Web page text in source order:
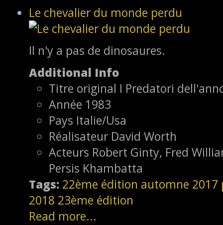
Le chevalier du monde perdu
Il n'y a pas de dinosaures.
Additional Info
Titre original I Predatori
Année 1983
Pays Italie/Usa
Réalisateur David Worth
Acteurs Robert Ginty, Fred
Persis Khambatta
Tags: 22ème édition automne 2017
2018 23ème édition
Read more...